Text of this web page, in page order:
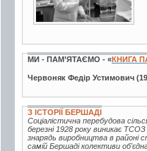
МИ - ПАМ’ЯТАЄМО - «КНИГА
Червоняк Федір Устимович
З ІСТОРІЇ БЕРШАДІ
Соціалістична перебудова
березні 1928 року виникає
знарядь виробництва в районі
самій Бершаді колективи